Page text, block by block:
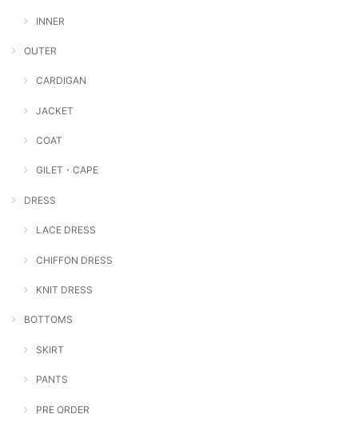
INNER
OUTER
CARDIGAN
JACKET
COAT
GILET・CAPE
DRESS
LACE DRESS
CHIFFON DRESS
KNIT DRESS
BOTTOMS
SKIRT
PANTS
PRE ORDER